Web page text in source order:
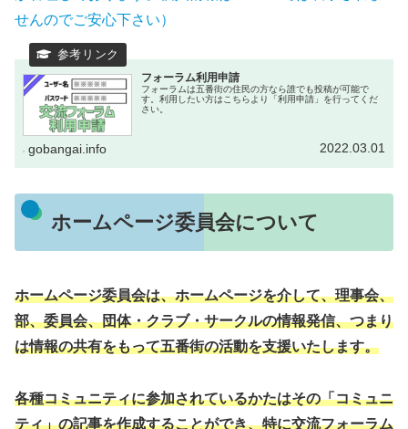
せんのでご安心下さい）
フォーラム利用申請
フォーラムは五番街の住民の方なら誰でも投稿が可能で
す。利用したい方はこちらより「利用申請」を行ってくだ
さい。
gobangai.info 2022.03.01
ホームページ委員会について
ホームページ委員会は、ホームページを介して、理事会、
部、委員会、団体・クラブ・サークルの情報発信、つまり
は情報の共有をもって五番街の活動を支援いたします。
各種コミュニティに参加されているかたはその「コミュニ
ティ」の記事を作成することができ、特に交流フォーラム